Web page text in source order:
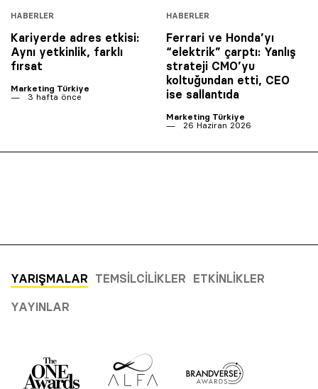
HABERLER
Kariyerde adres etkisi:
Aynı yetkinlik, farklı
fırsat
Marketing Türkiye
3 hafta önce
HABERLER
Ferrari ve Honda’yı
“elektrik” çarptı: Yanlış
strateji CMO’yu
koltuğundan etti, CEO
ise sallantıda
Marketing Türkiye
26 Haziran 2026
YARIŞMALAR TEMSILCILIKLER ETKINLIKLER
YAYINLAR